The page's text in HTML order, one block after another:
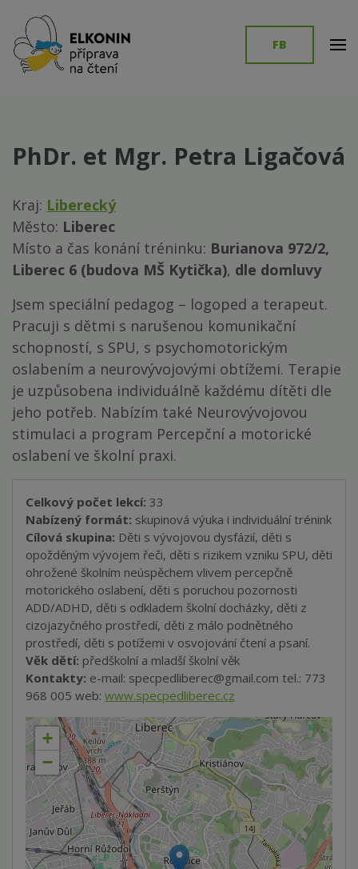
obsah
(stiskněte
FB
PhDr. et Mgr. Petra Ligačová
Kraj: Liberecký
Město: Liberec
Místo a čas konání tréninku: Burianova 972/2,
Liberec 6 (budova MŠ Kytička), dle domluvy
Jsem speciální pedagog – logoped a terapeut.
Pracuji s dětmi s narušenou komunikační
schopností, s SPU, s psychomotorickým
oslabením a neurovývojovými obtížemi. Terapie
je uzpůsobena individuálně každému dítěti dle
jeho potřeb. Nabízím také Neurovývojovou
stimulaci a program Percepční a motorické
oslabení ve školní praxi.
Celkový počet lekcí: 33
Nabízený formát: skupinová výuka i individuální trénink
Cílová skupina: Děti s vývojovou dysfázií, děti s
opožděným vývojem řeči, děti s rizikem vzniku SPU, děti
ohrožené školním neúspěchem vlivem percepčně
motorického oslabení, děti s poruchou pozornosti
ADD/ADHD, děti s odkladem školní docházky, děti z
cizojazyčného prostředí, děti z málo podnětného
prostředí, děti s potížemi v osvojování čtení a psaní.
Věk dětí: předškolní a mladší školní věk
Kontakty: e-mail: specpedliberec@gmail.com tel.: 773
968 005 web: www.specpedliberec.cz
+
−